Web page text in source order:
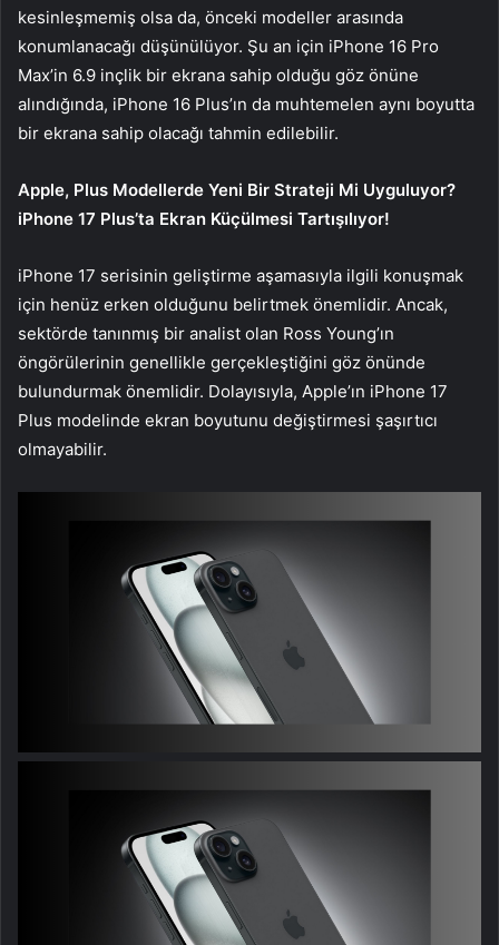
kesinleşmemiş olsa da, önceki modeller arasında
konumlanacağı düşünülüyor. Şu an için iPhone 16 Pro
Max’in 6.9 inçlik bir ekrana sahip olduğu göz önüne
alındığında, iPhone 16 Plus’ın da muhtemelen aynı boyutta
bir ekrana sahip olacağı tahmin edilebilir.
Apple, Plus Modellerde Yeni Bir Strateji Mi Uyguluyor?
iPhone 17 Plus’ta Ekran Küçülmesi Tartışılıyor!
iPhone 17 serisinin geliştirme aşamasıyla ilgili konuşmak
için henüz erken olduğunu belirtmek önemlidir. Ancak,
sektörde tanınmış bir analist olan Ross Young’ın
öngörülerinin genellikle gerçekleştiğini göz önünde
bulundurmak önemlidir. Dolayısıyla, Apple’ın iPhone 17
Plus modelinde ekran boyutunu değiştirmesi şaşırtıcı
olmayabilir.